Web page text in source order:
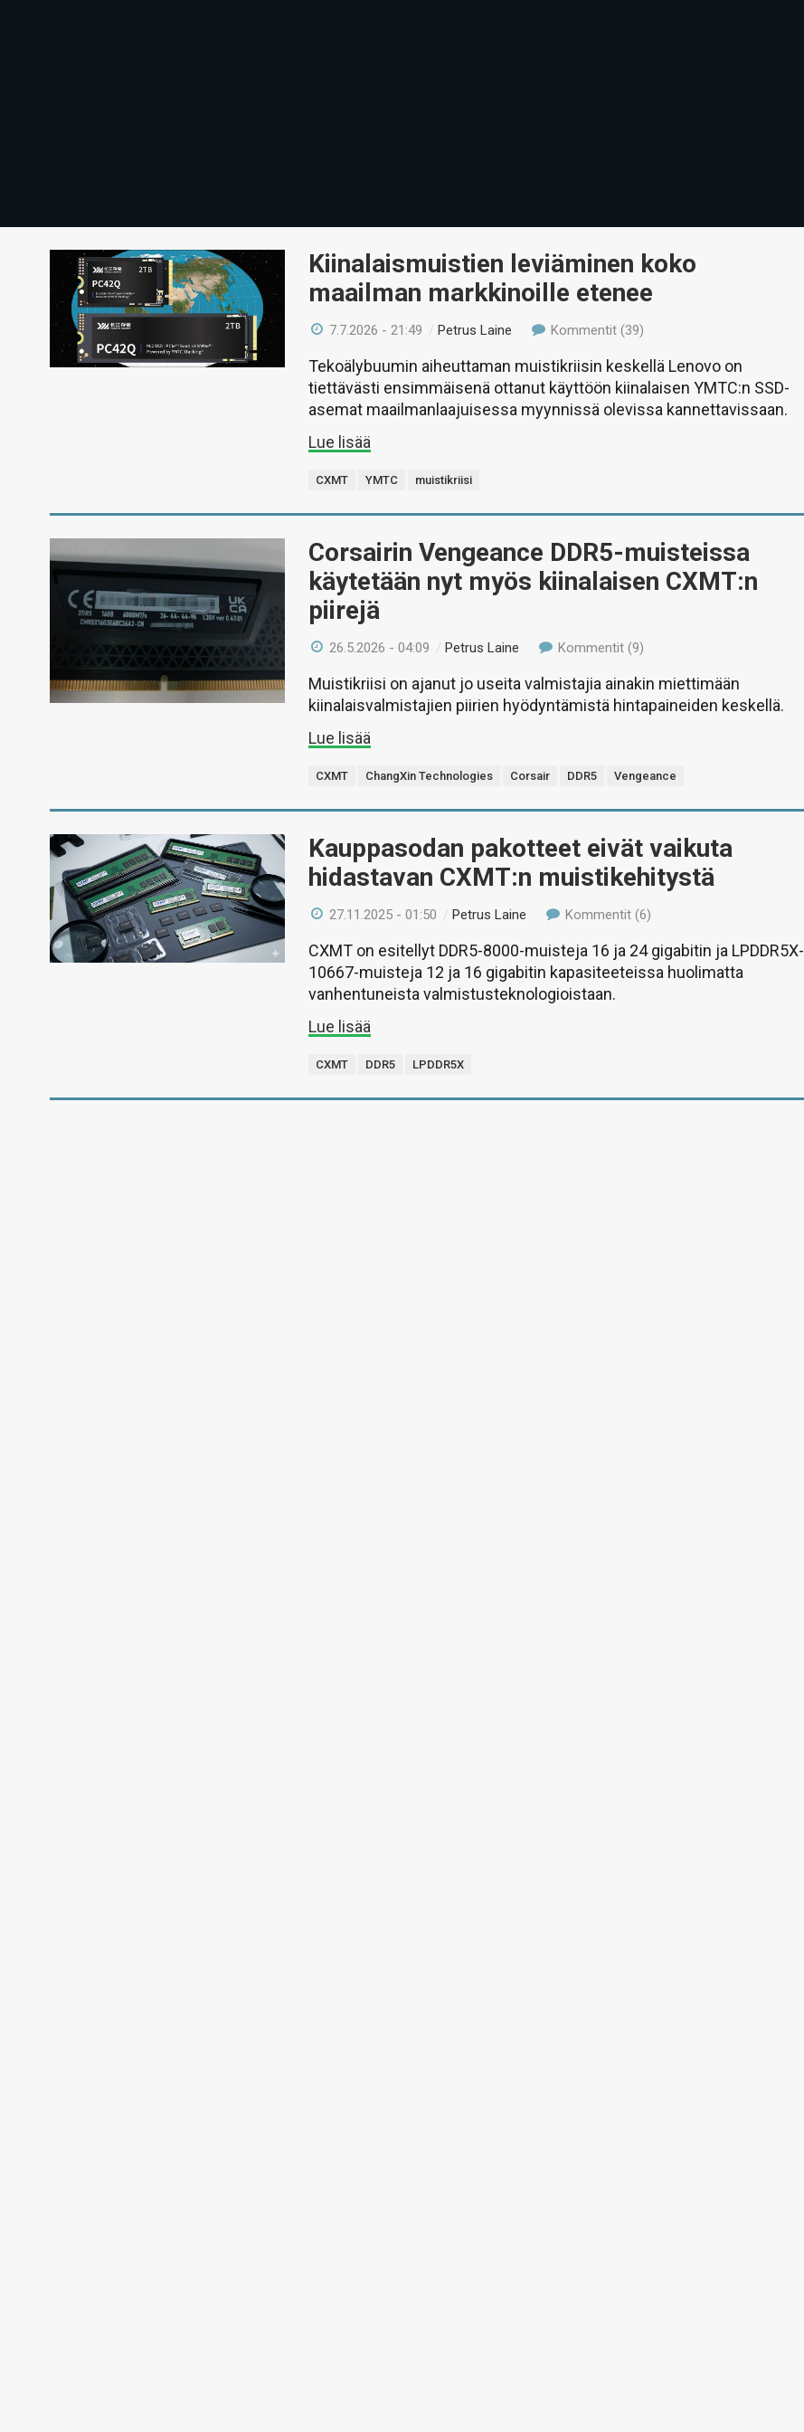
Kiinalaismuistien leviäminen koko
maailman markkinoille etenee
7.7.2026 - 21:49 /Petrus Laine Kommentit (39)
Tekoälybuumin aiheuttaman muistikriisin keskellä Lenovo on
tiettävästi ensimmäisenä ottanut käyttöön kiinalaisen YMTC:n SSD-
asemat maailmanlaajuisessa myynnissä olevissa kannettavissaan.
Lue lisää
CXMT YMTC muistikriisi
Corsairin Vengeance DDR5-muisteissa
käytetään nyt myös kiinalaisen CXMT:n
piirejä
26.5.2026 - 04:09 /Petrus Laine Kommentit (9)
Muistikriisi on ajanut jo useita valmistajia ainakin miettimään
kiinalaisvalmistajien piirien hyödyntämistä hintapaineiden keskellä.
Lue lisää
CXMT ChangXin Technologies Corsair DDR5 Vengeance
Kauppasodan pakotteet eivät vaikuta
hidastavan CXMT:n muistikehitystä
27.11.2025 - 01:50 /Petrus Laine Kommentit (6)
CXMT on esitellyt DDR5-8000-muisteja 16 ja 24 gigabitin ja LPDDR5X-
10667-muisteja 12 ja 16 gigabitin kapasiteeteissa huolimatta
vanhentuneista valmistusteknologioistaan.
Lue lisää
CXMT DDR5 LPDDR5X